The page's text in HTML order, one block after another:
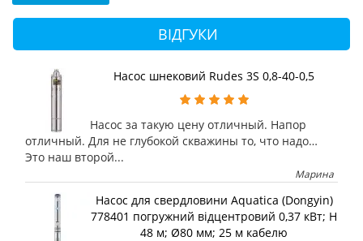
ВІДГУКИ
Насос шнековий Rudes 3S 0,8-40-0,5
Насос за такую цену отличный. Напор
отличный. Для не глубокой скважины то, что надо…
Это наш второй...
Марина
Насос для свердловини Aquatica (Dongyin)
778401 погружний відцентровий 0,37 кВт; H
48 м; Ø80 мм; 25 м кабелю